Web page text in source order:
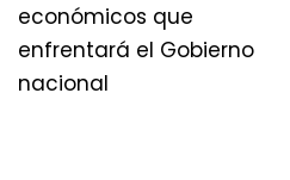
económicos que
enfrentará el Gobierno
nacional